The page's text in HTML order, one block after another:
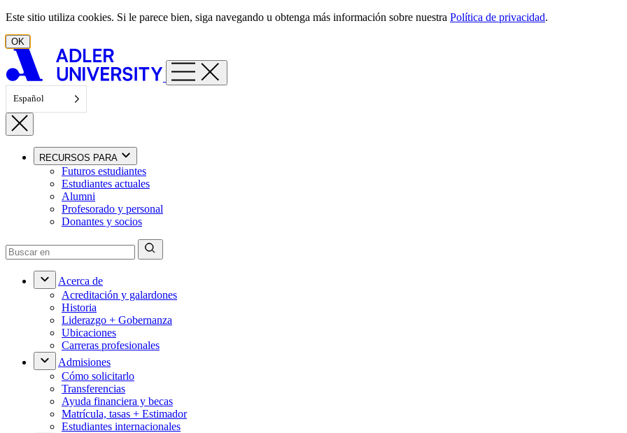
Ir al contenido
Este sitio utiliza cookies. Si le parece bien, siga navegando u obtenga más información sobre nuestra Política de privacidad.
OK
Español
RECURSOS PARA
Futuros estudiantes
Estudiantes actuales
Alumni
Profesorado y personal
Donantes y socios
Acerca de
Acreditación y galardones
Historia
Liderazgo + Gobernanza
Ubicaciones
Carreras profesionales
Admisiones
Cómo solicitarlo
Transferencias
Ayuda financiera y becas
Matrícula, tasas + Estimador
Estudiantes internacionales